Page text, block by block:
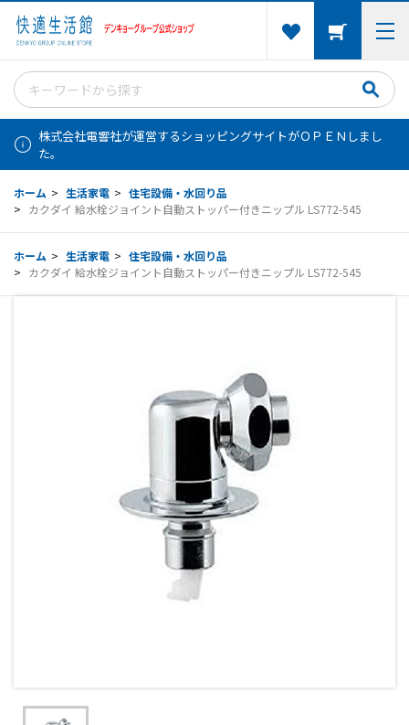
株式会社電響社が運営するショッピングサイトがＯＰＥＮしまし
た。
ホーム > 生活家電 > 住宅設備・水回り品
> カクダイ 給水栓ジョイント自動ストッパー付きニップル LS772-545
ホーム > 生活家電 > 住宅設備・水回り品
> カクダイ 給水栓ジョイント自動ストッパー付きニップル LS772-545